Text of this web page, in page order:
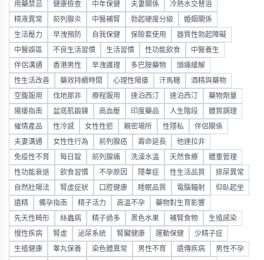
用藥禁忌 健康檢查 中年保健 夫妻關係 冷熱水交替浴
精液異常 前列腺炎 中醫補腎 勃起硬度分級 婚姻關係
生活壓力 早洩預防 自我保健 保險套使用 器質性勃起障礙
中醫誤區 不良生活習慣 生活習慣 性功能飲食 中醫養生
伴侶溝通 香港男性 早洩護理 多巴胺藥物 頭痛緩解
性生活改善 藥效持續時間 心理性陽痿 汗馬糖 酒精與藥物
空腹服用 伐地那非 療程服用 達泊西汀 達泊西汀 藥物劑量
陽痿指南 盆底肌鍛鍊 高血壓 印度藥品 人生階段 體質調理
催情產品 性冷感 女性性慾 親密場所 性隱私 伴侶關係
夫妻溝通 女性性行為 前列腺癌 壽命延長 他達拉非
免疫性不育 每日錠 前列腺痛 洗澡水溫 天然食療 體重管理
性功能衰退 飲食習慣 不孕原因 隱睾症 性生活品質 排尿異常
自然壯陽法 腎虛症狀 口腔健康 睡眠品質 電腦輻射 仰臥起坐
遺精 備孕指南 精子活力 高溫不孕 藥物對生育影響
先天性畸形 絲蟲病 精子過多 黑色水果 補腎食物 生殖感染
慢性疾病 腎虛 泌尿系統 腎臟健康 運動保健 少精子症
生殖健康 睾丸保養 染色體異常 男性不育 遺傳疾病 男性不孕